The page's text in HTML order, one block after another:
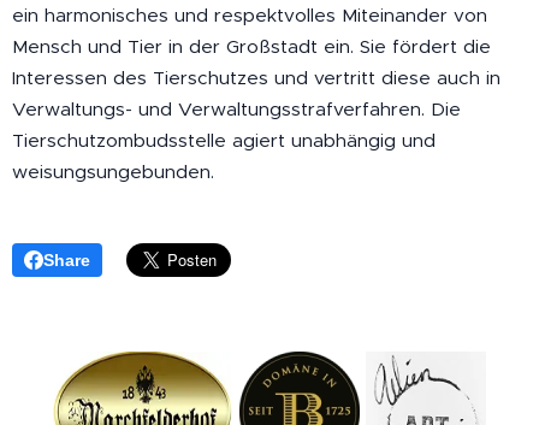
ein harmonisches und respektvolles Miteinander von
Mensch und Tier in der Großstadt ein. Sie fördert die
Interessen des Tierschutzes und vertritt diese auch in
Verwaltungs- und Verwaltungsstrafverfahren. Die
Tierschutzombudsstelle agiert unabhängig und
weisungsungebunden.
Share